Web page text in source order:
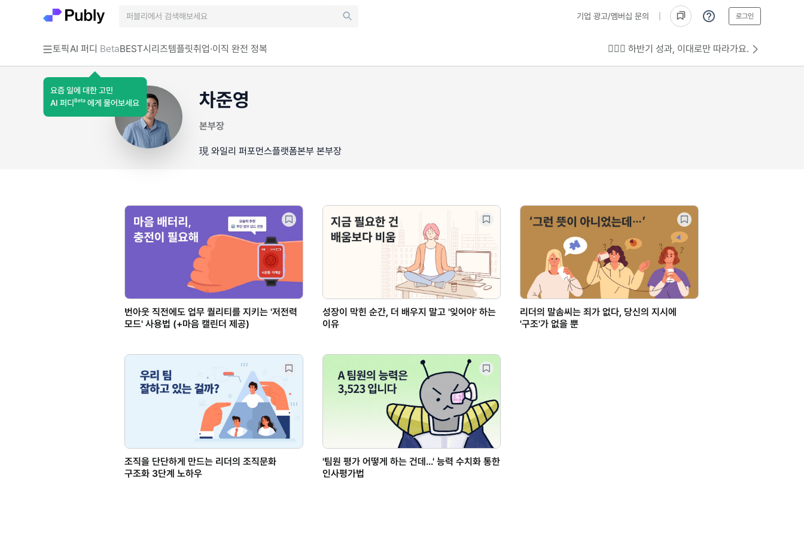
기업 광고/멤버십 문의 로그인
토픽AI 퍼디 Beta
요즘 일에 대한 고민
AI 퍼디 Beta 에게 물어보세요
BEST시리즈템플릿취업·이직 완전 정복 💁🏻‍♂️ 하반기 성과, 이대로만 따라가요.
차준영
본부장
現 와일리 퍼포먼스플랫폼본부 본부장
번아웃 직전에도 업무 퀄리티를 지키는 '저전력
모드' 사용법 (+마음 캘린더 제공)
성장이 막힌 순간, 더 배우지 말고 '잊어야' 하는
이유
리더의 말솜씨는 죄가 없다, 당신의 지시에
'구조'가 없을 뿐
조직을 단단하게 만드는 리더의 조직문화
구조화 3단계 노하우
'팀원 평가 어떻게 하는 건데...' 능력 수치화 통한
인사평가법